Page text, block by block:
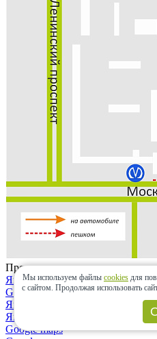
Проложить маршрут
Яндекс.карты
Google maps
Яндекс.карты
Яндекс.навигатор
Google maps
Мы используем файлы cookies для
с сайтом. Продолжая использовать